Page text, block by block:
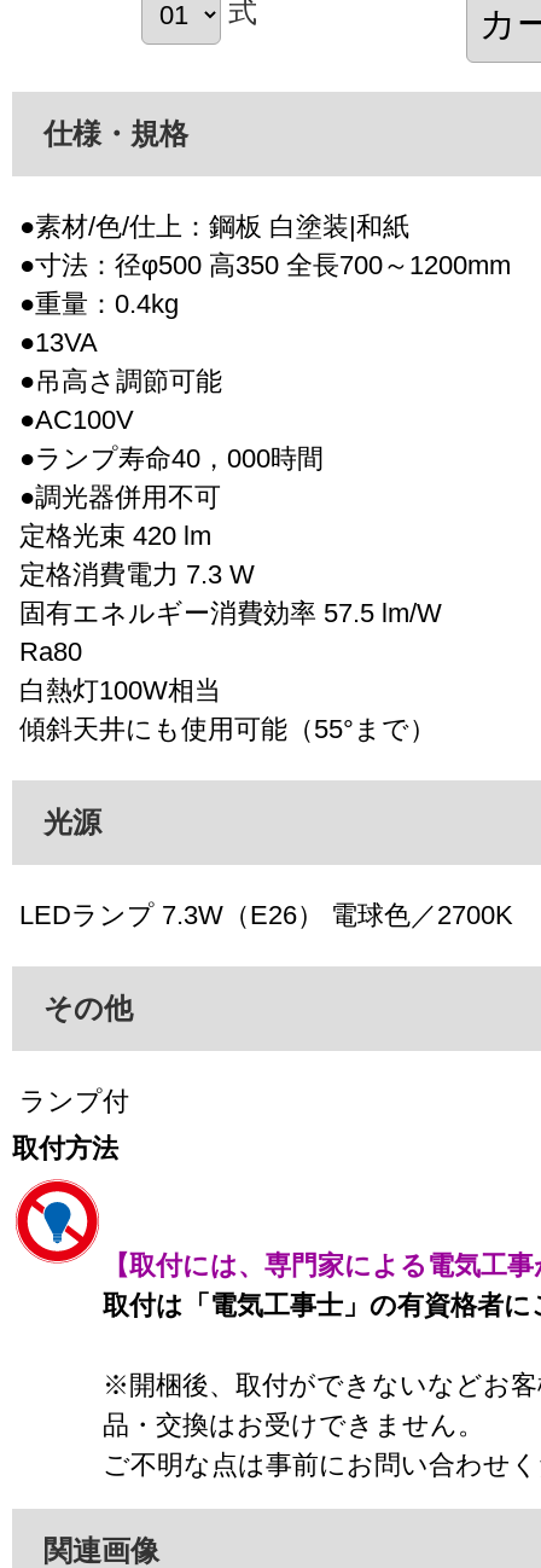
式
仕様・規格
●素材/色/仕上：鋼板 白塗装|和紙
●寸法：径φ500 高350 全長700～1200mm
●重量：0.4kg
●13VA
●吊高さ調節可能
●AC100V
●ランプ寿命40，000時間
●調光器併用不可
定格光束 420 lm
定格消費電力 7.3 W
固有エネルギー消費効率 57.5 lm/W
Ra80
白熱灯100W相当
傾斜天井にも使用可能（55°まで）
光源
LEDランプ 7.3W（E26） 電球色／2700K
その他
ランプ付
取付方法
【取付には、専門家による電気工
取付は「電気工事士」の有資格者
※開梱後、取付ができないなどお
品・交換はお受けできません。
ご不明な点は事前にお問い合わせ
関連画像